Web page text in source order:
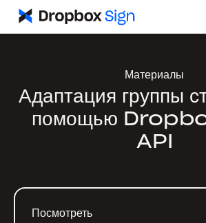
Материалы
Адаптация группы
помощью
API
Посмотреть